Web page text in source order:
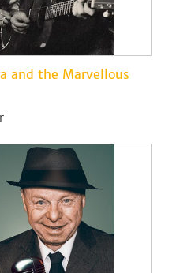
and the Marvellous